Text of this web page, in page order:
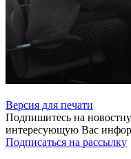
Версия для печати
Подпишитесь на
интересующую Вас
Подписаться на рассылку